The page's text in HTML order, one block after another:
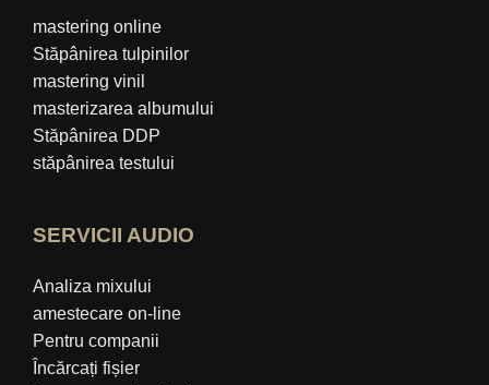
mastering online
Stăpânirea tulpinilor
mastering vinil
masterizarea albumului
Stăpânirea DDP
stăpânirea testului
SERVICII AUDIO
Analiza mixului
amestecare on-line
Pentru companii
Încărcați fișier